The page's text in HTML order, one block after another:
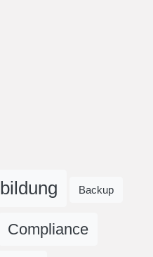
Backup
Compliance